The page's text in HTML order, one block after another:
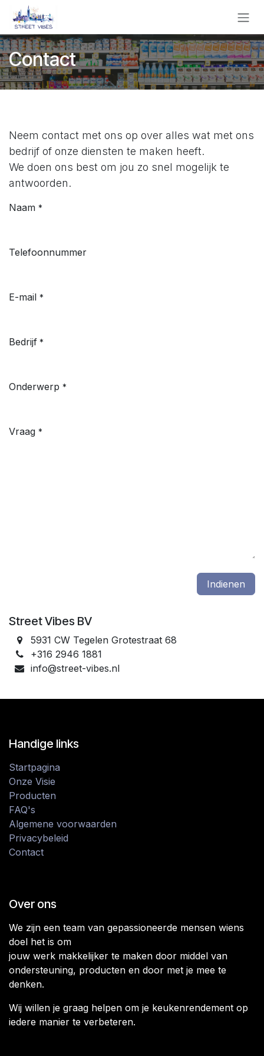
Skip to Content
Contact
Neem contact met ons op over alles wat met ons
bedrijf of onze diensten te maken heeft.
We doen ons best om jou zo snel mogelijk te
antwoorden.
Naam *
Telefoonnummer
E-mail *
Bedrijf *
Onderwerp *
Vraag *
Indienen
Street Vibes BV
5931 CW Tegelen Grotestraat 68
+316 2946 1881
info@street-vibes.nl
Handige links
Startpagina
Onze Visie
Producten
FAQ's
Algemene voorwaarden
Privacybeleid
Contact
Over ons
We zijn een team van gepassioneerde mensen wiens
doel het is om
jouw werk makkelijker te maken door middel van
ondersteuning, producten en door met je mee te
denken.
Wij willen je graag helpen om je keukenrendement op
iedere manier te verbeteren.